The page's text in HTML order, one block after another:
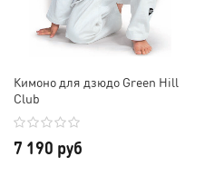
Кимоно для дзюдо Green Hill
Club
7 190 руб